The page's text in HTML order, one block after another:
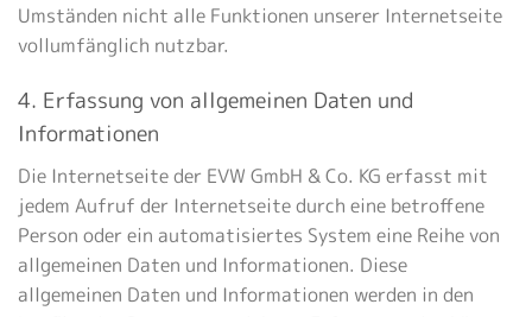
Umständen nicht alle Funktionen unserer Internetseite
vollumfänglich nutzbar.
4. Erfassung von allgemeinen Daten und
Informationen
Die Internetseite der EVW GmbH & Co. KG erfasst mit
jedem Aufruf der Internetseite durch eine betroffene
Person oder ein automatisiertes System eine Reihe von
allgemeinen Daten und Informationen. Diese
allgemeinen Daten und Informationen werden in den